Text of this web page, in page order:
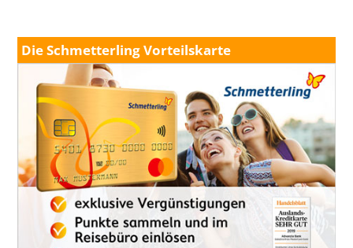
Die Schmetterling Vorteilskarte